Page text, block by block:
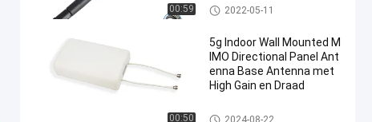
00:59 De Antenne van Omniwifi
2022-05-11
00:50
5g Indoor Wall Mounted M
IMO Directional Panel Ant
enna Base Antenna met
High Gain en Draad
De Antenne van Omniwifi
2024-08-22